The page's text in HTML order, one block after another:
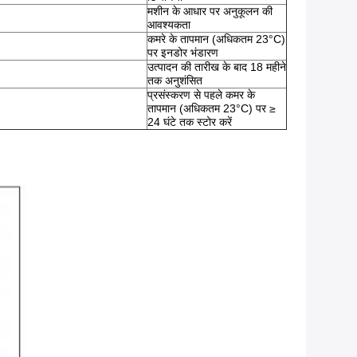
मशीन के आधार पर अनुकूलन की
आवश्यकता
कमरे के तापमान (अधिकतम 23°C)
पर इनडोर भंडारण
उत्पादन की तारीख के बाद 18 महीने
तक अनुशंसित
प्रसंस्करण से पहले कमर के
तापमान (अधिकतम 23°C) पर ≥
24 घंटे तक स्टोर करें